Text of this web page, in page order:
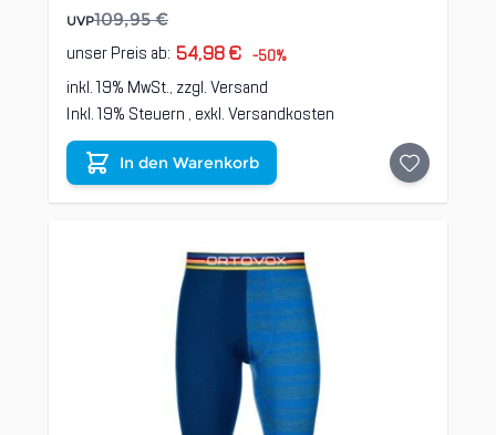
UVP109,95 €
unser Preis ab: 54,98 € -50%
inkl. 19% MwSt., zzgl.Versand
Inkl. 19% Steuern , exkl.Versandkosten
In den Warenkorb